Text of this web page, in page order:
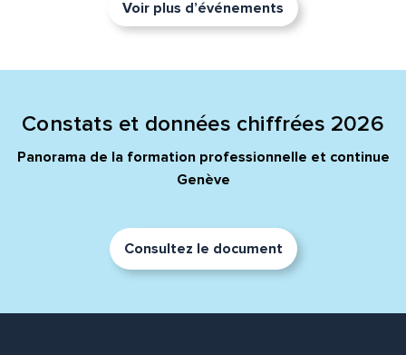
Voir plus d’événements
Constats et données chiffrées 2026
Panorama de la formation professionnelle et continue
Genève
Consultez le document